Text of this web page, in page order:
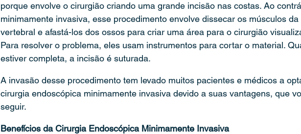
porque envolve o cirurgião criando uma grande incisão nas costas. Ao
minimamente invasiva, esse procedimento envolve dissecar os músculos da
vertebral e afastá-los dos ossos para criar uma área para o cirurgião
Para resolver o problema, eles usam instrumentos para cortar o material.
estiver completa, a incisão é suturada.
A invasão desse procedimento tem levado muitos pacientes e médicos a
cirurgia endoscópica minimamente invasiva devido a suas vantagens, que
seguir.
Benefícios da Cirurgia Endoscópica Minimamente Invasiva